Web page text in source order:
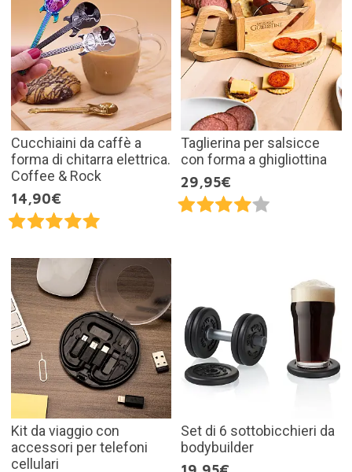
Cucchiaini da caffè a
forma di chitarra elettrica.
Coffee & Rock
14,90€
Taglierina per salsicce
con forma a ghigliottina
29,95€
Kit da viaggio con
accessori per telefoni
cellulari
Set di 6 sottobicchieri da
bodybuilder